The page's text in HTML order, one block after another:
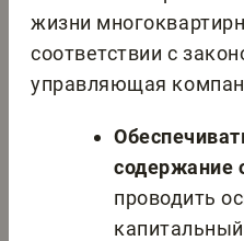
жизни
соответствии с
управляющая
содержание
проводить